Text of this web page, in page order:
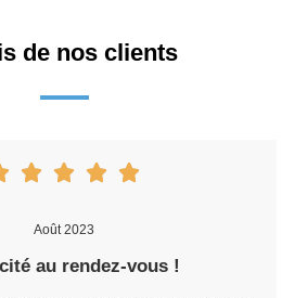
de nos clients
Août 2023
au rendez-vous !